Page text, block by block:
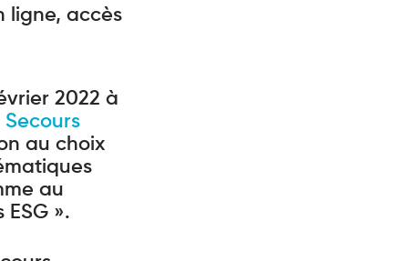
ligne, accès
2022 à
Secours
au choix
au
».